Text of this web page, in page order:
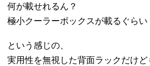
何が載せれるん？
極小クーラーボックスが載るぐらい
という感じの、
実用性を無視した背面ラックだけど